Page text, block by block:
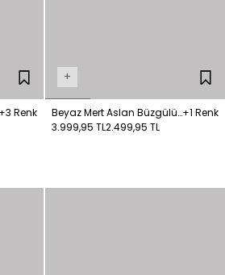
+3 Renk
+
Beyaz Mert Aslan Büzgülü
Uzun Elbise
+1 Renk
3.999,95 TL2.499,95 TL